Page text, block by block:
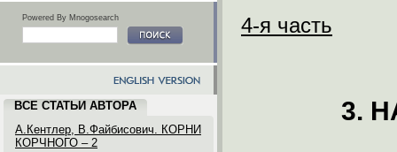
Powered By Mnogosearch
ВСЕ СТАТЬИ АВТОРА
А.Кентлер, В.Файбисович. КОРНИ
КОРЧНОГО – 2
4-я часть
3.